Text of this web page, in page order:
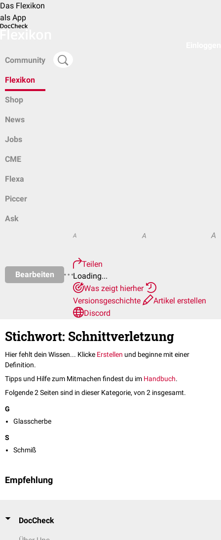
Das Flexikon
als App
Community
Flexikon
Shop
News
Jobs
CME
Flexa
Piccer
Ask
Bearbeiten
A A A
Teilen
Loading...
Was zeigt hierher
Versionsgeschichte
Artikel erstellen
Discord
Stichwort: Schnittverletzung
Hier fehlt dein Wissen... Klicke Erstellen und beginne mit einer
Definition.
Tipps und Hilfe zum Mitmachen findest du im Handbuch.
Folgende 2 Seiten sind in dieser Kategorie, von 2 insgesamt.
G
Glasscherbe
S
Schmiß
Empfehlung
DocCheck